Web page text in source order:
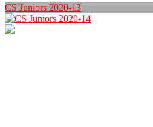
CS Juniors 2020-13